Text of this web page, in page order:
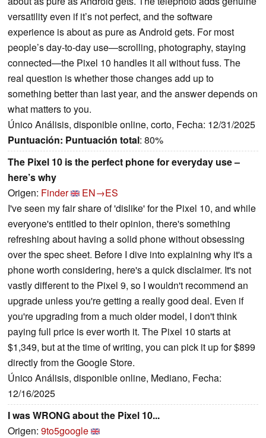
versatility even if it’s not perfect, and the software
experience is about as pure as Android gets. For most
people’s day-to-day use—scrolling, photography, staying
connected—the Pixel 10 handles it all without fuss. The
real question is whether those changes add up to
something better than last year, and the answer depends on
what matters to you.
Único Análisis, disponible online, corto, Fecha: 12/31/2025
Puntuación: Puntuación total: 80%
The Pixel 10 is the perfect phone for everyday use –
here’s why
Origen: Finder
EN→ES
I've seen my fair share of 'dislike' for the Pixel 10, and while
everyone's entitled to their opinion, there's something
refreshing about having a solid phone without obsessing
over the spec sheet. Before I dive into explaining why it's a
phone worth considering, here's a quick disclaimer. It's not
vastly different to the Pixel 9, so I wouldn't recommend an
upgrade unless you're getting a really good deal. Even if
you're upgrading from a much older model, I don't think
paying full price is ever worth it. The Pixel 10 starts at
$1,349, but at the time of writing, you can pick it up for $899
directly from the Google Store.
Único Análisis, disponible online, Mediano, Fecha:
12/16/2025
I was WRONG about the Pixel 10...
Origen: 9to5google